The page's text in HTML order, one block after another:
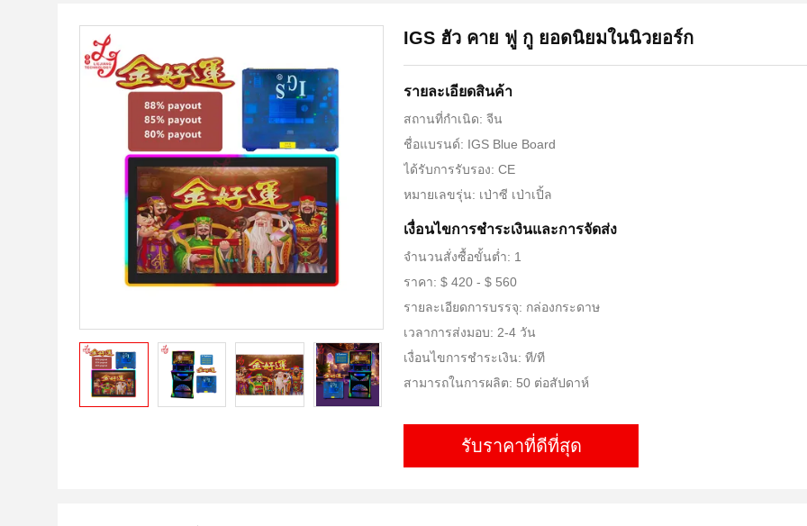
IGS ฮัว คาย ฟู กู ยอดนิยมในนิวยอร์ก
รายละเอียดสินค้า
สถานที่กำเนิด: จีน
ชื่อแบรนด์: IGS Blue Board
ได้รับการรับรอง: CE
หมายเลขรุ่น: เป่าซี เป่าเปิ้ล
เงื่อนไขการชําระเงินและการจัดส่ง
จำนวนสั่งซื้อขั้นต่ำ: 1
ราคา: $ 420 - $ 560
รายละเอียดการบรรจุ: กล่องกระดาษ
เวลาการส่งมอบ: 2-4 วัน
เงื่อนไขการชำระเงิน: ที/ที
สามารถในการผลิต: 50 ต่อสัปดาห์
รับราคาที่ดีที่สุด